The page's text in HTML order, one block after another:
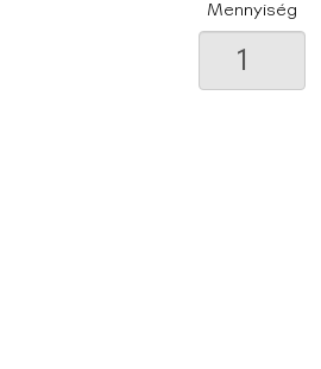
Mennyiség